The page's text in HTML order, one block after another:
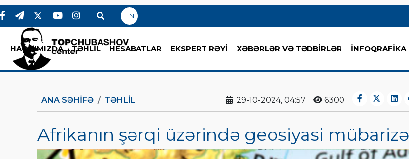
EN
HAQQIMIZDA TƏHLİL HESABATLAR EKSPERT RƏYİ XƏBƏRLƏR VƏ TƏDBİRLƏR İNFOQRAFİKA
ANA SƏHIFƏ TƏHLİL 29-10-2024, 04:57 6300
Afrikanın şərqi üzərində geosiyasi mübarizə